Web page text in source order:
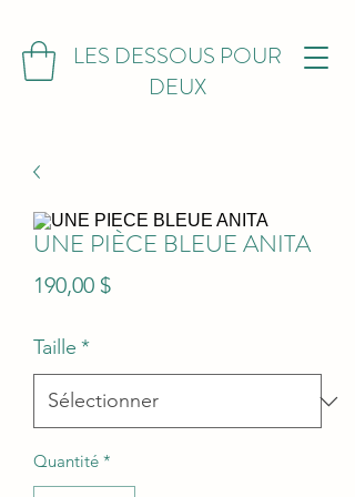
LES DESSOUS POUR
DEUX
UNE PIÈCE BLEUE ANITA
190,00 $Prix
Taille *
Quantité *